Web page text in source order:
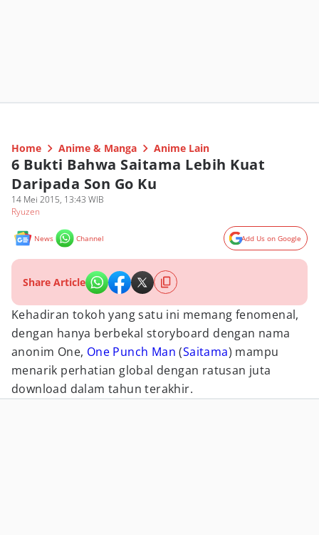
Home Anime & Manga Anime Lain
6 Bukti Bahwa Saitama Lebih Kuat
Daripada Son Go Ku
14 Mei 2015, 13:43 WIB
Ryuzen
News Channel Add Us on Google
Share Article
Kehadiran tokoh yang satu ini memang fenomenal,
dengan hanya berbekal storyboard dengan nama
anonim One, One Punch Man (Saitama) mampu
menarik perhatian global dengan ratusan juta
download dalam tahun terakhir.